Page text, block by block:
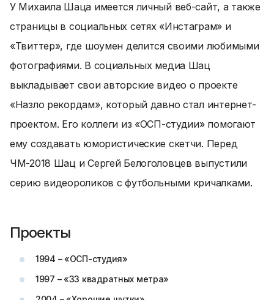
У Михаила Шаца имеется личный веб-сайт, а также
страницы в социальных сетях «Инстаграм» и
«Твиттер», где шоумен делится своими любимыми
фотографиями. В социальных медиа Шац
выкладывает свои авторские видео о проекте
«Назло рекордам», который давно стал интернет-
проектом. Его коллеги из «ОСП-студии» помогают
ему создавать юмористические скетчи. Перед
ЧМ-2018 Шац и Сергей Белоголовцев выпустили
серию видеороликов с футбольными кричалками.
Проекты
1994 – «ОСП-студия»
1997 – «33 квадратных метра»